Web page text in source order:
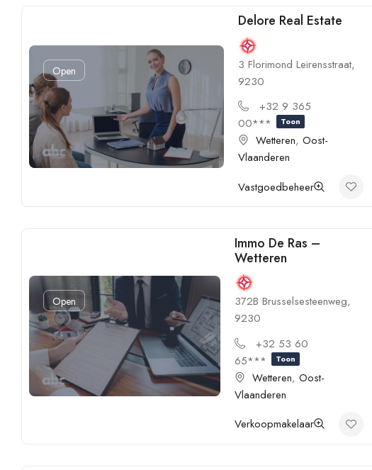
Open
Delore Real Estate
3 Florimond Leirensstraat,
9230
+32 9 365
00***
Toon
Wetteren,Oost-
Vlaanderen
Vastgoedbeheer
Open
Immo De Ras –
Wetteren
372B Brusselsesteenweg,
9230
+32 53 60
65***
Toon
Wetteren,Oost-
Vlaanderen
Verkoopmakelaar